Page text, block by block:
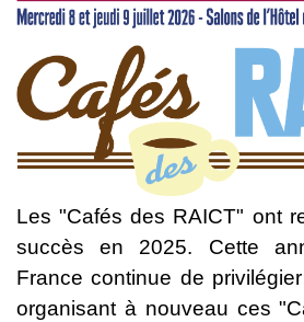
Les "Cafés des RAICT" ont
succès en 2025. Cette
France continue de
organisant à nouveau ces